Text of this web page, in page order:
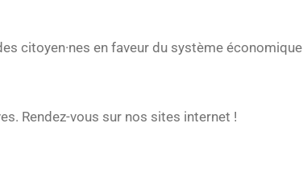
citoyen·nes en faveur du système économique
Rendez-vous sur nos sites internet !